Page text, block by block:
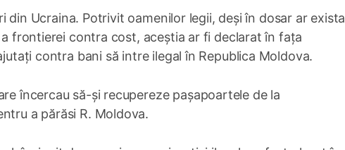
din Ucraina. Potrivit oamenilor legii, deși în dosar ar exista
frontierei contra cost, aceștia ar fi declarat în fața
contra bani să intre ilegal în Republica Moldova.
încercau să-și recupereze pașapoartele de la
a părăsi R. Moldova.